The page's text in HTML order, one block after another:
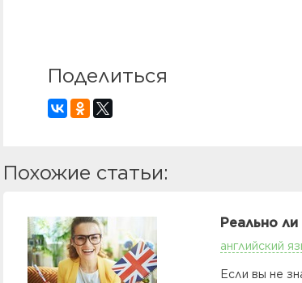
Поделиться
Похожие статьи:
Реально
английский
Если вы не